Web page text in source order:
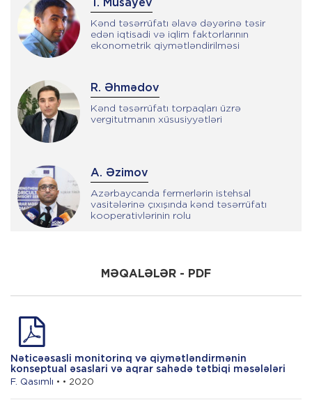
Kənd təsərrüfatı əlavə dəyərinə təsir
edən iqtisadi və iqlim faktorlarının
ekonometrik qiymətləndirilməsi
R. Əhmədov
Kənd təsərrüfatı torpaqları üzrə
vergitutmanın xüsusiyyətləri
A. Əzimov
Azərbaycanda fermerlərin istehsal
vasitələrinə çıxışında kənd təsərrüfatı
kooperativlərinin rolu
Azərbaycanda aqrar sığortanın inkişaf
Azərbaycanda regionların inkişafının
sosial-iqtisadi aspektləri
MƏQALƏLƏR - PDF
Nəticəəsasli monitorinq və qiymətləndirmənin
konseptual əsaslari və aqrar sahədə tətbiqi məsələləri
F. Qasımlı • • 2020